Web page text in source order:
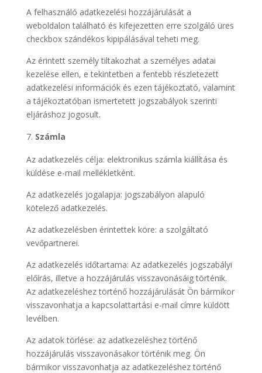
A felhasználó adatkezelési hozzájárulását a
weboldalon található és kifejezetten erre szolgáló üres
checkbox szándékos kipipálásával teheti meg.
Az érintett személy tiltakozhat a személyes adatai
kezelése ellen, e tekintetben a fentebb részletezett
adatkezelési információk és ezen tájékoztató, valamint
a tájékoztatóban ismertetett jogszabályok szerinti
eljáráshoz jogosult.
Számla
Az adatkezelés célja: elektronikus számla kiállítása és
küldése e-mail mellékletként.
Az adatkezelés jogalapja: jogszabályon alapuló
kötelező adatkezelés.
Az adatkezelésben érintettek köre: a szolgáltató
vevőpartnerei.
Az adatkezelés időtartama: Az adatkezelés jogszabályi
előírás, illetve a hozzájárulás visszavonásáig történik.
Az adatkezeléshez történő hozzájárulását Ön bármikor
visszavonhatja a kapcsolattartási e-mail címre küldött
levélben.
Az adatok törlése: az adatkezeléshez történő
hozzájárulás visszavonásakor történik meg. Ön
bármikor visszavonhatja az adatkezeléshez történő